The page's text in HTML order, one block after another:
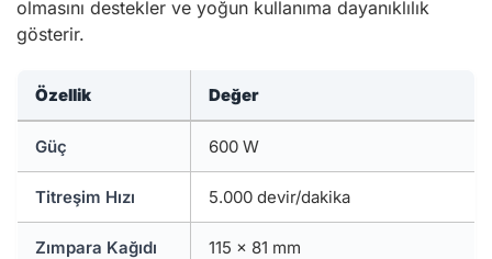
olmasını destekler ve yoğun kullanıma dayanıklılık
gösterir.
Özellik Değer
Güç 600 W
Titreşim Hızı 5.000 devir/dakika
Zımpara Kağıdı
115 x 81 mm